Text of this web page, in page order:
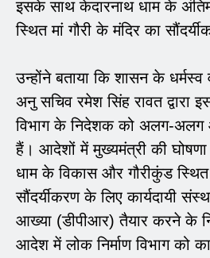
इसके साथ केदारनाथ धाम के
स्थित मां गौरी के मंदिर का
उन्होंने बताया कि शासन के
अनु सचिव रमेश सिंह रावत द्वारा
विभाग के निदेशक को अलग-अलग
हैं। आदेशों में मुख्यमंत्री की
धाम के विकास और गौरीकुंड स्थित
सौंदर्यीकरण के लिए कार्यदायी
आख्या (डीपीआर) तैयार करने के
आदेश में लोक निर्माण विभाग को